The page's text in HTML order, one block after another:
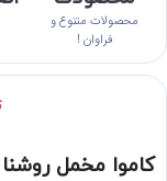
محصولات متنوع و
فراوان !
کاموا مخمل